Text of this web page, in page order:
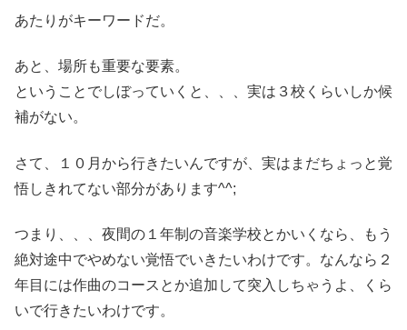
あたりがキーワードだ。
あと、場所も重要な要素。
ということでしぼっていくと、、、実は３校くらいしか候
補がない。
さて、１０月から行きたいんですが、実はまだちょっと覚
悟しきれてない部分があります^^;
つまり、、、夜間の１年制の音楽学校とかいくなら、もう
絶対途中でやめない覚悟でいきたいわけです。なんなら２
年目には作曲のコースとか追加して突入しちゃうよ、くら
いで行きたいわけです。